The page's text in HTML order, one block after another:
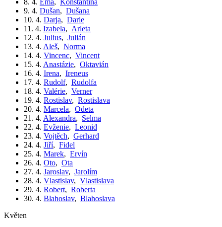
9. 4. Dušan, Dušana
10. 4. Darja, Darie
11. 4. Izabela, Arleta
12. 4. Julius, Julián
13. 4. Aleš, Norma
14. 4. Vincenc, Vincent
15. 4. Anastázie, Oktavián
16. 4. Irena, Ireneus
17. 4. Rudolf, Rudolfa
18. 4. Valérie, Verner
19. 4. Rostislav, Rostislava
20. 4. Marcela, Odeta
21. 4. Alexandra, Selma
22. 4. Evženie, Leonid
23. 4. Vojtěch, Gerhard
24. 4. Jiří, Fidel
25. 4. Marek, Ervín
26. 4. Oto, Ota
27. 4. Jaroslav, Jarolím
28. 4. Vlastislav, Vlastislava
29. 4. Robert, Roberta
30. 4. Blahoslav, Blahoslava
květen